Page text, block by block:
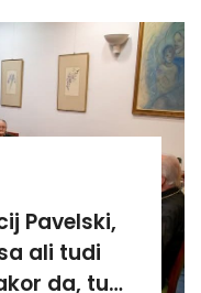
Pavelski,
ali tudi
da, tudi